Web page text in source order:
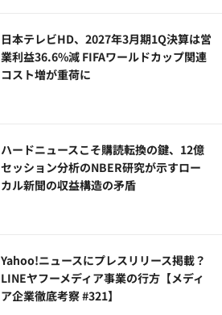
日本テレビHD、2027年3月期1Q決算は営
業利益36.6%減 FIFAワールドカップ関連
コスト増が重荷に
ハードニュースこそ購読転換の鍵、12億
セッション分析のNBER研究が示すロー
カル新聞の収益構造の矛盾
Yahoo!ニュースにプレスリリース掲載？
LINEヤフーメディア事業の行方【メディ
ア企業徹底考察 #321】